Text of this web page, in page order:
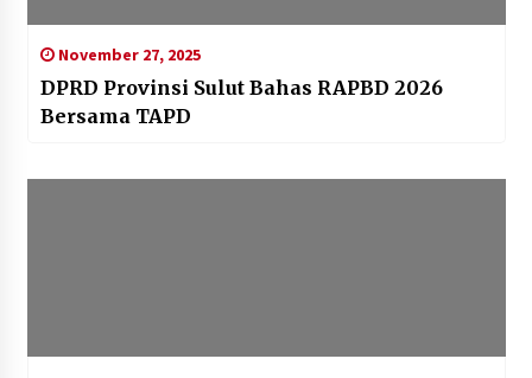
November 27, 2025
DPRD Provinsi Sulut Bahas RAPBD 2026
Bersama TAPD